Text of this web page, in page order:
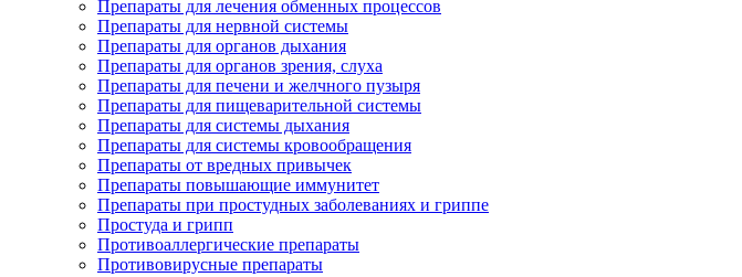
Препараты для лечения обменных процессов
Препараты для нервной системы
Препараты для органов дыхания
Препараты для органов зрения, слуха
Препараты для печени и желчного пузыря
Препараты для пищеварительной системы
Препараты для системы дыхания
Препараты для системы кровообращения
Препараты от вредных привычек
Препараты повышающие иммунитет
Препараты при простудных заболеваниях и гриппе
Простуда и грипп
Противоаллергические препараты
Противовирусные препараты